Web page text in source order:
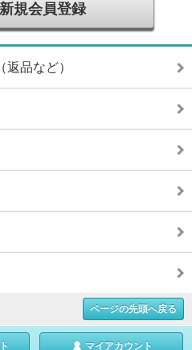
規会員登録
品など）
ページの先頭へ戻る
マイアカウント